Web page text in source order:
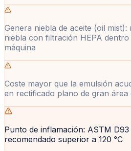
Genera niebla de aceite (oil
niebla con filtración HEPA
máquina
Coste mayor que la emulsión
en rectificado plano de gran área
Punto de inflamación: ASTM
recomendado superior a 120 °C